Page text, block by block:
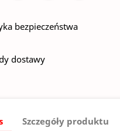
bezpieczeństwa
dostawy
Szczegóły produktu